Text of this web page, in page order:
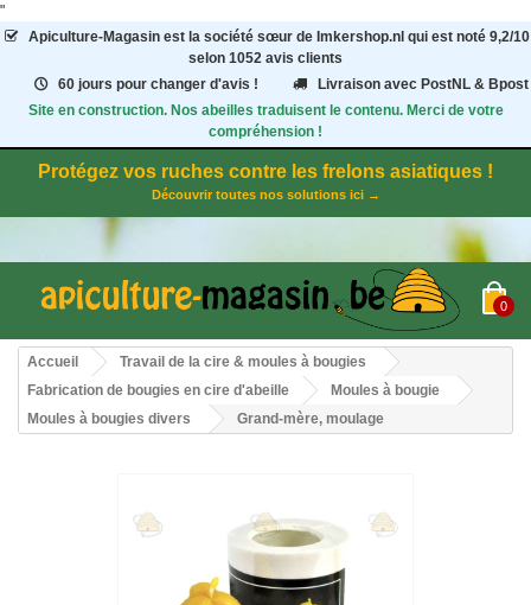
"
Apiculture-Magasinest la société sœur de Imkershop.nl qui est noté 9,2/10
selon 1052 avis clients
60 jours pour changer d'avis !
Livraison avec PostNL & Bpost
Site en construction. Nos abeilles traduisent le contenu. Merci de votre
compréhension !
Protégez vos ruches contre les frelons asiatiques !
Découvrir toutes nos solutions ici →
0
Accueil
Travail de la cire & moules à bougies
Fabrication de bougies en cire d'abeille
Moules à bougie
Moules à bougies divers
Grand-mère, moulage